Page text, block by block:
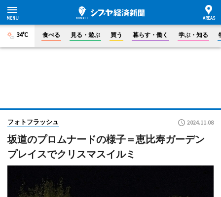
34°C 食べる 見る・遊ぶ 買う 暮らす・働く 学ぶ・知る
フォトフラッシュ 2024.11.08
坂道のプロムナードの様子＝恵比寿ガーデン
プレイスでクリスマスイルミ